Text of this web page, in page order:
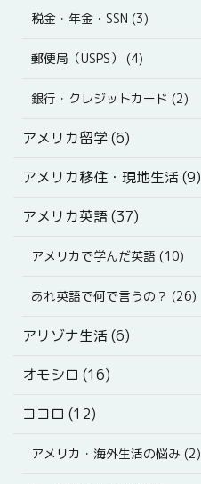
税金・年金・SSN (3)
郵便局（USPS） (4)
銀行・クレジットカード (2)
アメリカ留学 (6)
アメリカ移住・現地生活 (9)
アメリカ英語 (37)
アメリカで学んだ英語 (10)
あれ英語で何で言うの？ (26)
アリゾナ生活 (6)
オモシロ (16)
ココロ (12)
アメリカ・海外生活の悩み (2)